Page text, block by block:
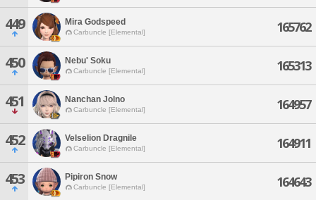
449 Mira Godspeed
Carbuncle [Elemental] 165762
450 Nebu' Soku
Carbuncle [Elemental] 165313
451 Nanchan Jolno
Carbuncle [Elemental] 164957
452 Velselion Dragnile
Carbuncle [Elemental] 164911
453 Pipiron Snow
Carbuncle [Elemental] 164643